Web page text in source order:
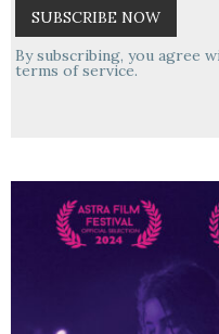
By subscribing, you agree
terms of service.